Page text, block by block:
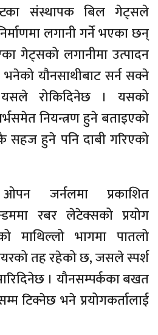
संस्थापक बिल गेट्सले
लगानी गर्ने भएका छन्
गेट्सको लगानीमा उत्पादन
यौनसाथीबाट सर्न सक्ने
रोकिदिनेछ । यसको
नियन्त्रण हुने बताइएको
सहज हुने पनि दाबी गरिएको
जर्नलमा प्रकाशित
रबर लेटेक्सको प्रयोग
भागमा पातलो
तह रहेको छ, जसले स्पर्श
। यौनसम्पर्कका बखत
टिक्नेछ भने प्रयोगकर्तालाई